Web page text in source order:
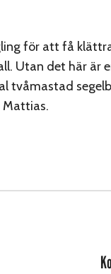
för att få
Utan det här är
tvåmastad
Mattias.